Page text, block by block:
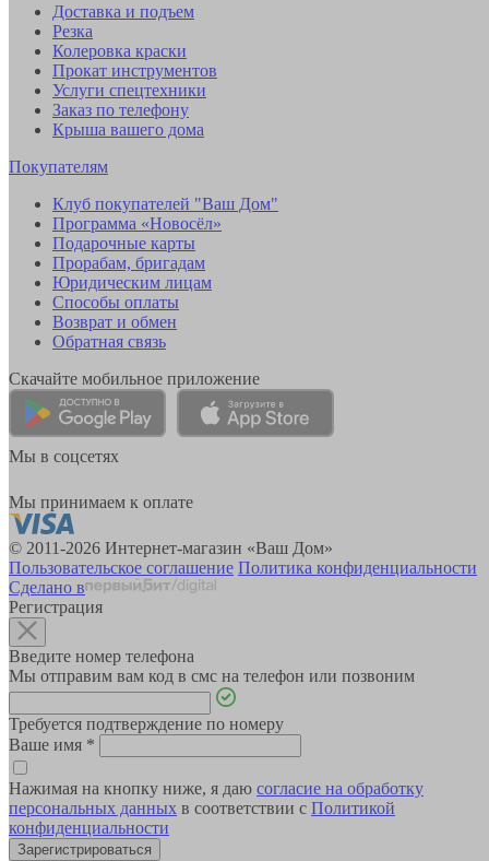
Доставка и подъем
Резка
Колеровка краски
Прокат инструментов
Услуги спецтехники
Заказ по телефону
Крыша вашего дома
Покупателям
Клуб покупателей "Ваш Дом"
Программа «Новосёл»
Подарочные карты
Прорабам, бригадам
Юридическим лицам
Способы оплаты
Возврат и обмен
Обратная связь
Скачайте мобильное приложение
Мы в соцсетях
Мы принимаем к оплате
© 2011-2026 Интернет-магазин «Ваш Дом»
Пользовательское соглашение Политика конфиденциальности
Сделано в
Регистрация
Введите номер телефона
Мы отправим вам код в смс на телефон или позвоним
Требуется подтверждение по номеру
Ваше имя *
Нажимая на кнопку ниже, я даю согласие на обработку
персональных данных в соответствии с Политикой
конфиденциальности
Зарегистрироваться